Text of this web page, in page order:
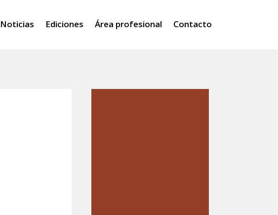
Noticias Ediciones Área profesional Contacto